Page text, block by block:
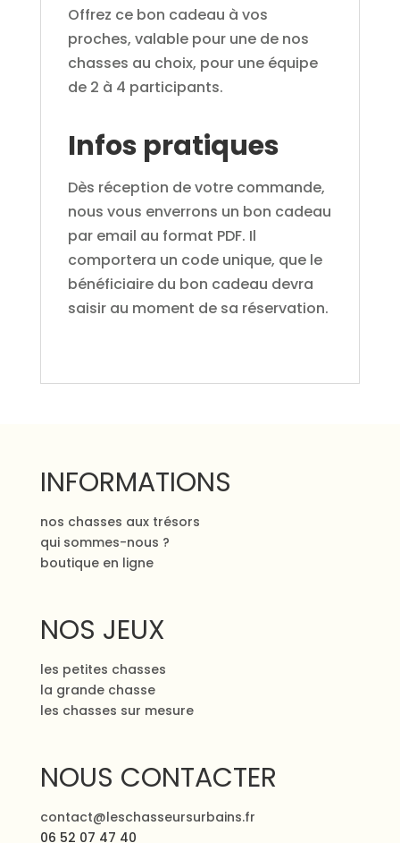
personnes
Offrez ce bon cadeau à vos
proches, valable pour une de nos
chasses au choix, pour une équipe
de 2 à 4 participants.
Infos pratiques
Dès réception de votre commande,
nous vous enverrons un bon cadeau
par email au format PDF. Il
comportera un code unique, que le
bénéficiaire du bon cadeau devra
saisir au moment de sa réservation.
INFORMATIONS
nos chasses aux trésors
qui sommes-nous ?
boutique en ligne
NOS JEUX
les petites chasses
la grande chasse
les chasses sur mesure
NOUS CONTACTER
contact@leschasseursurbains.fr
06 52 07 47 40